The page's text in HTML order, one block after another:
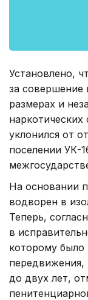
Установлено,
за совершение
размерах и
уклонился от
поселении УК-
На основании
водворен в
Теперь,
в
которому было
передвижения,
до двух лет,